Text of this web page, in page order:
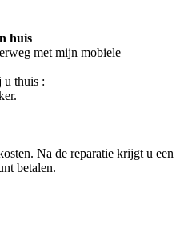
huis
met mijn mobiele
u thuis :
Na de reparatie krijgt u een
betalen.